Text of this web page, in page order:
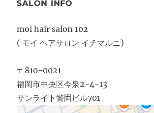
SALON INFO
moi hair salon 102
( モイ ヘアサロン イチマルニ)
〒810-0021
福岡市中央区今泉2-4-13
サンライト警固ビル701